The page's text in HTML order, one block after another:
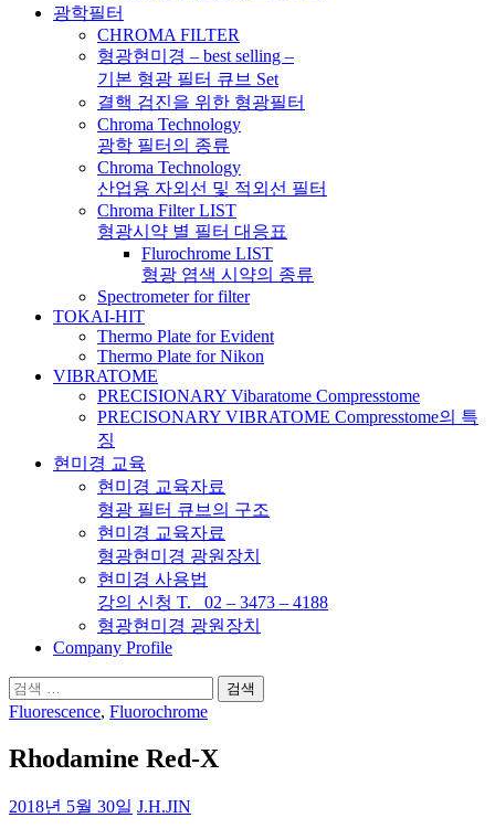
광학필터
CHROMA FILTER
형광현미경 – best selling –
기본 형광 필터 큐브 Set
결핵 검진을 위한 형광필터
Chroma Technology
광학 필터의 종류
Chroma Technology
산업용 자외선 및 적외선 필터
Chroma Filter LIST
형광시약 별 필터 대응표
Flurochrome LIST
형광 염색 시약의 종류
Spectrometer for filter
TOKAI-HIT
Thermo Plate for Evident
Thermo Plate for Nikon
VIBRATOME
PRECISIONARY Vibaratome Compresstome
PRECISONARY VIBRATOME Compresstome의 특
징
현미경 교육
현미경 교육자료
형광 필터 큐브의 구조
현미경 교육자료
형광현미경 광원장치
현미경 사용법
강의 신청 T. 02 – 3473 – 4188
형광현미경 광원장치
Company Profile
검
색:
Fluorescence, Fluorochrome
Rhodamine Red-X
2018년 5월 30일 J.H.JIN